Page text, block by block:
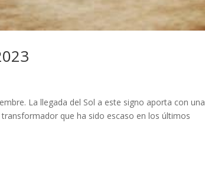
La llegada del Sol a este signo aporta con una
que ha sido escaso en los últimos